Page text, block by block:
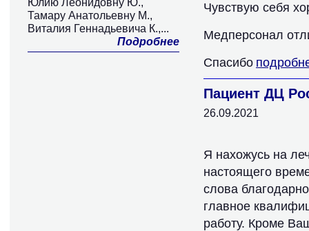
Чувствую себя
Медперсонал
Спасибо
Пациент ДЦ
26.09.2021
Я нахожусь на
настоящего
слова
главное
работу. Кроме
Юлию Леонидовну Ю.,
Тамару Анатольевну М.,
Виталия Геннадьевича К.,...
Подробнее